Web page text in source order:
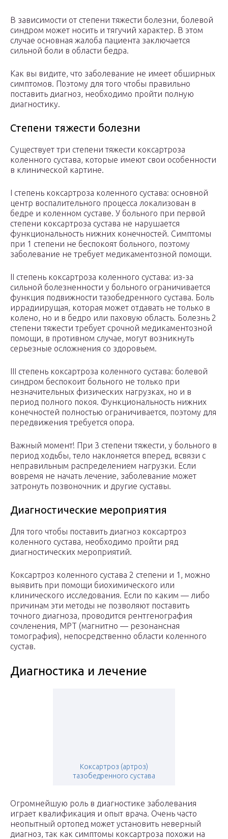
В зависимости от степени тяжести болезни, болевой
синдром может носить и тягучий характер. В этом
случае основная жалоба пациента заключается
сильной боли в области бедра.
Как вы видите, что заболевание не имеет обширных
симптомов. Поэтому для того чтобы правильно
поставить диагноз, необходимо пройти полную
диагностику.
Степени тяжести болезни
Существует три степени тяжести коксартроза
коленного сустава, которые имеют свои особенности
в клинической картине.
I степень коксартроза коленного сустава: основной
центр воспалительного процесса локализован в
бедре и коленном суставе. У больного при первой
степени коксартроза сустава не нарушается
функциональность нижних конечностей. Симптомы
при 1 степени не беспокоят больного, поэтому
заболевание не требует медикаментозной помощи.
II степень коксартроза коленного сустава: из-за
сильной болезненности у больного ограничивается
функция подвижности тазобедренного сустава. Боль
иррадиирущая, которая может отдавать не только в
колено, но и в бедро или паховую область. Болезнь 2
степени тяжести требует срочной медикаментозной
помощи, в противном случае, могут возникнуть
серьезные осложнения со здоровьем.
III степень коксартроза коленного сустава: болевой
синдром беспокоит больного не только при
незначительных физических нагрузках, но и в
период полного покоя. Функциональность нижних
конечностей полностью ограничивается, поэтому для
передвижения требуется опора.
Важный момент! При 3 степени тяжести, у больного в
период ходьбы, тело наклоняется вперед, всвязи с
неправильным распределением нагрузки. Если
вовремя не начать лечение, заболевание может
затронуть позвоночник и другие суставы.
Диагностические мероприятия
Для того чтобы поставить диагноз коксартроз
коленного сустава, необходимо пройти ряд
диагностических мероприятий.
Коксартроз коленного сустава 2 степени и 1, можно
выявить при помощи биохимического или
клинического исследования. Если по каким — либо
причинам эти методы не позволяют поставить
точного диагноза, проводится рентгенография
сочленения, МРТ (магнитно — резонансная
томография), непосредственно области коленного
сустав.
Диагностика и лечение
Коксартроз (артроз)
тазобедренного сустава
Огромнейшую роль в диагностике заболевания
играет квалификация и опыт врача. Очень часто
неопытный ортопед может установить неверный
диагноз, так как симптомы коксартроза похожи на